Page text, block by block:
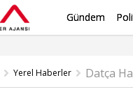
Gündem
Yerel Haberler Datça